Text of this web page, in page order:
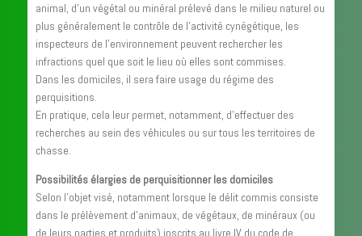
animal, d’un végétal ou minéral prélevé dans le milieu naturel ou
plus généralement le contrôle de l’activité cynégétique, les
inspecteurs de l’environnement peuvent rechercher les
infractions quel que soit le lieu où elles sont commises.
Dans les domiciles, il sera faire usage du régime des
perquisitions.
En pratique, cela leur permet, notamment, d’effectuer des
recherches au sein des véhicules ou sur tous les territoires de
chasse.
Possibilités élargies de perquisitionner les domiciles
Selon l’objet visé, notamment lorsque le délit commis consiste
dans le prélèvement d’animaux, de végétaux, de minéraux (ou
de leurs parties et produits) inscrits au livre IV du code de